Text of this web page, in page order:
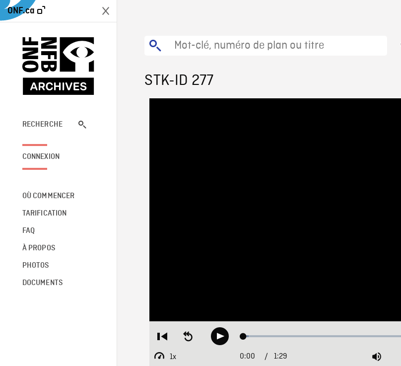
ONF.ca
RECHERCHE
CONNEXION
OÙ COMMENCER
TARIFICATION
FAQ
À PROPOS
PHOTOS
DOCUMENTS
STK-ID 277
Restart
beginning
Seek
backwardPlay Loaded:
1x
Playback
Current
0:00 / 1:29 Mute